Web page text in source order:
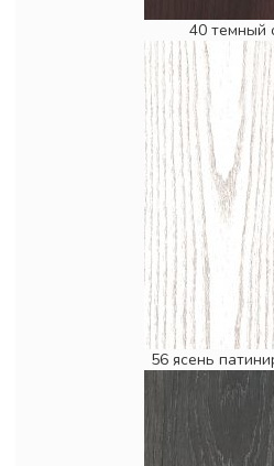
40 темный
56 ясень